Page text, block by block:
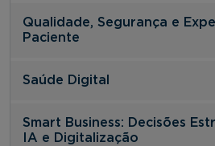
Qualidade, Segurança e
Paciente
Saúde Digital
Smart Business: Decisões
IA e Digitalização